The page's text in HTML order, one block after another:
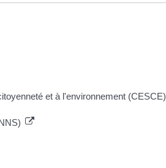
et à l'environnement (CESCE)